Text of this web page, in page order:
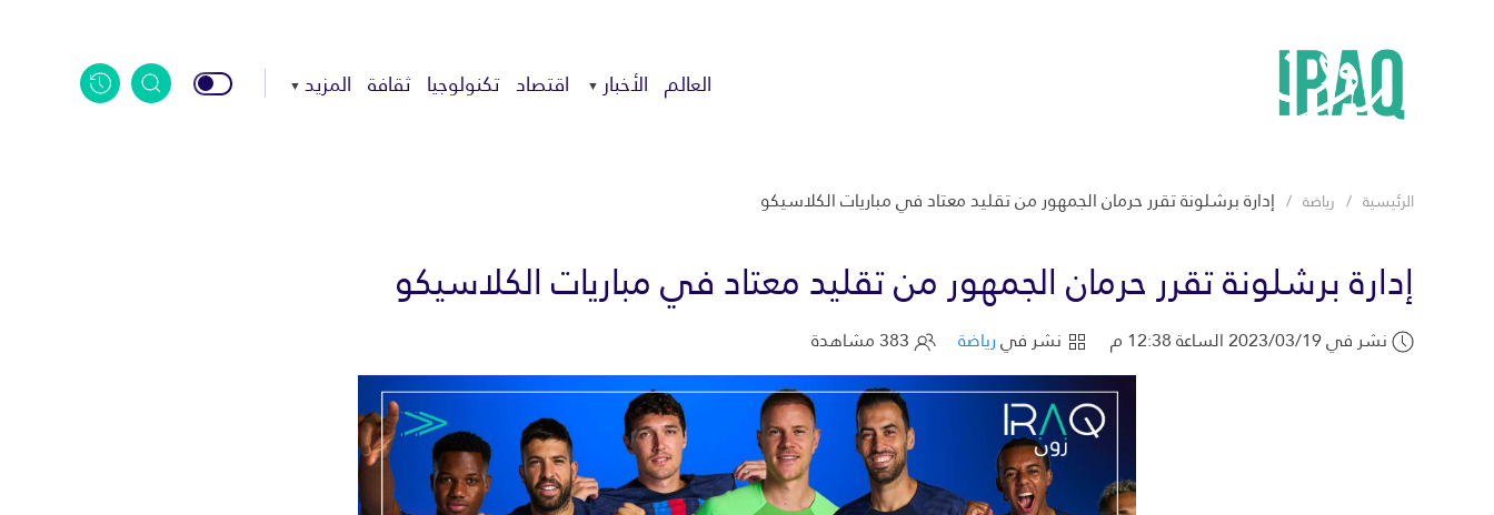
العالم الأخبار اقتصاد تكنولوجيا ثقافة المزيد
الرئيسية رياضة إدارة برشلونة تقرر حرمان الجمهور من تقليد معتاد في مباريات الكلاسيكو
إدارة برشلونة تقرر حرمان الجمهور من تقليد معتاد في مباريات الكلاسيكو
نشر في 2023/03/19 الساعة 12:38 م نشر فيرياضة